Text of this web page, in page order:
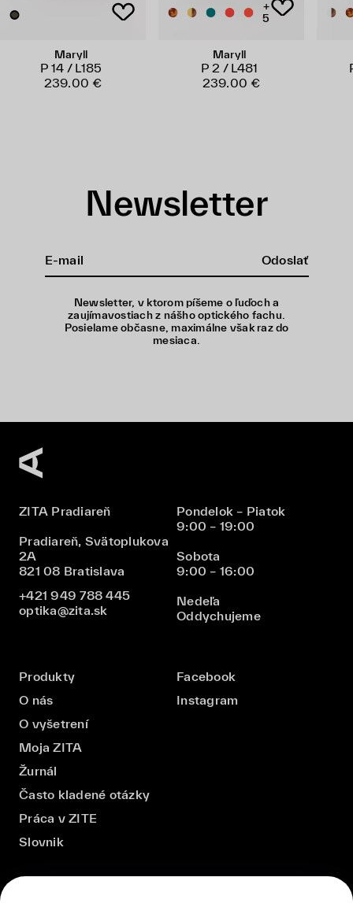
Maryll
P 14 / L185
239.00 €
+
5
Maryll
P 2 / L481
239.00 €
Newsletter
Odoslať
Newsletter, v ktorom píšeme o ľuďoch a
zaujímavostiach z nášho optického fachu.
Posielame občasne, maximálne však raz do
mesiaca.
ZITA Pradiareň
Pradiareň, Svätoplukova
2A
821 08 Bratislava
+421 949 788 445
optika@zita.sk
Pondelok – Piatok
9:00 – 19:00
Sobota
9:00 – 16:00
Nedeľa
Oddychujeme
Produkty
O nás
O vyšetrení
Moja ZITA
Žurnál
Často kladené otázky
Práca v ZITE
Slovnik
Facebook
Instagram